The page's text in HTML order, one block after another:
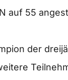
auf 55
der